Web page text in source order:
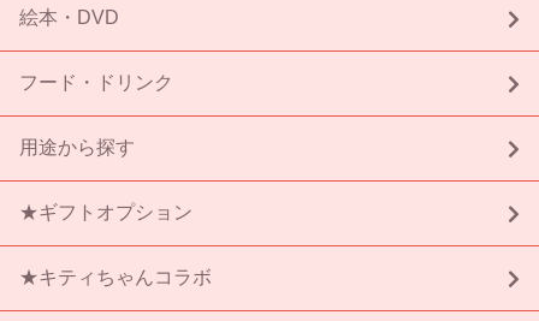
絵本・DVD
フード・ドリンク
用途から探す
★ギフトオプション
★キティちゃんコラボ